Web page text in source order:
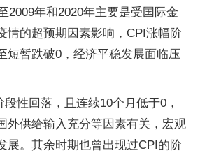
2009年和2020年主要是受国际金
情的超预期因素影响，CPI涨幅阶
短暂跌破0，经济平稳发展面临压
段性回落，且连续10个月低于0，
外供给输入充分等因素有关，宏观
展。其余时期也曾出现过CPI的阶